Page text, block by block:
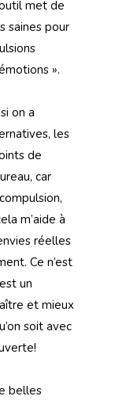
met de
saines pour
».
on a
les
de
car
m’aide à
réelles
Ce n’est
un
et mieux
soit avec
belles